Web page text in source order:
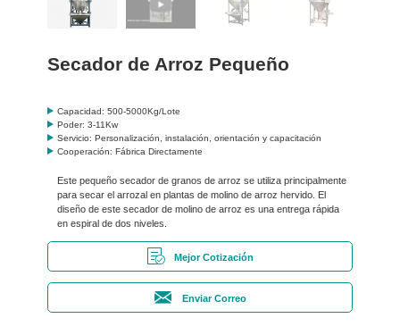
Secador de Arroz Pequeño
Capacidad: 500-5000Kg/Lote
Poder: 3-11Kw
Servicio: Personalización, instalación, orientación y capacitación
Cooperación: Fábrica Directamente
Este pequeño secador de granos de arroz se utiliza principalmente
para secar el arrozal en plantas de molino de arroz hervido. El
diseño de este secador de molino de arroz es una entrega rápida
en espiral de dos niveles.
Mejor Cotización
Enviar Correo